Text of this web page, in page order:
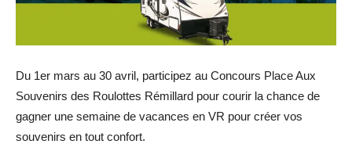
Du 1er mars au 30 avril, participez au Concours Place Aux
Souvenirs des Roulottes Rémillard pour courir la chance de
gagner une semaine de vacances en VR pour créer vos
souvenirs en tout confort.